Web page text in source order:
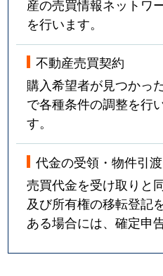
産の売買情報ネットワ
を行います。
不動産売買契約
購入希望者が見つかっ
で各種条件の調整を行
す。
代金の受領・物件引
売買代金を受け取りと
及び所有権の移転登記
ある場合には、確定申